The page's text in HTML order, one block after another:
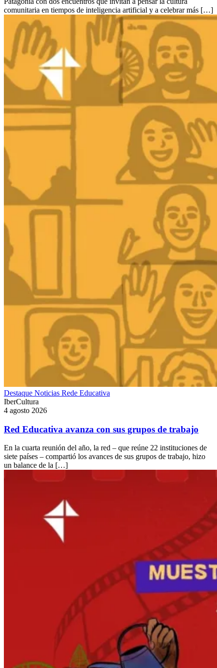
comunitaria en tiempos de inteligencia artificial y a celebrar más […]
Destaque Noticias Rede Educativa
IberCultura
4 agosto 2026
Red Educativa avanza con sus grupos de trabajo
En la cuarta reunión del año, la red – que reúne 22 instituciones de
siete países – compartió los avances de sus grupos de trabajo, hizo
un balance de la […]